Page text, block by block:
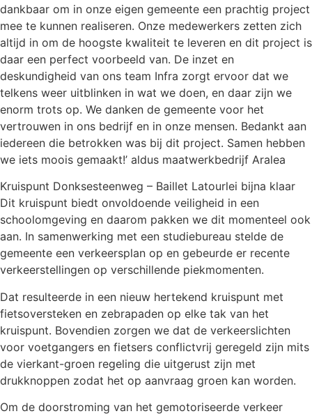
dankbaar om in onze eigen gemeente een prachtig project
mee te kunnen realiseren. Onze medewerkers zetten zich
altijd in om de hoogste kwaliteit te leveren en dit project is
daar een perfect voorbeeld van. De inzet en
deskundigheid van ons team Infra zorgt ervoor dat we
telkens weer uitblinken in wat we doen, en daar zijn we
enorm trots op. We danken de gemeente voor het
vertrouwen in ons bedrijf en in onze mensen. Bedankt aan
iedereen die betrokken was bij dit project. Samen hebben
we iets moois gemaakt!’ aldus maatwerkbedrijf Aralea
Kruispunt Donksesteenweg – Baillet Latourlei bijna klaar
Dit kruispunt biedt onvoldoende veiligheid in een
schoolomgeving en daarom pakken we dit momenteel ook
aan. In samenwerking met een studiebureau stelde de
gemeente een verkeersplan op en gebeurde er recente
verkeerstellingen op verschillende piekmomenten.
Dat resulteerde in een nieuw hertekend kruispunt met
fietsoversteken en zebrapaden op elke tak van het
kruispunt. Bovendien zorgen we dat de verkeerslichten
voor voetgangers en fietsers conflictvrij geregeld zijn mits
de vierkant-groen regeling die uitgerust zijn met
drukknoppen zodat het op aanvraag groen kan worden.
Om de doorstroming van het gemotoriseerde verkeer